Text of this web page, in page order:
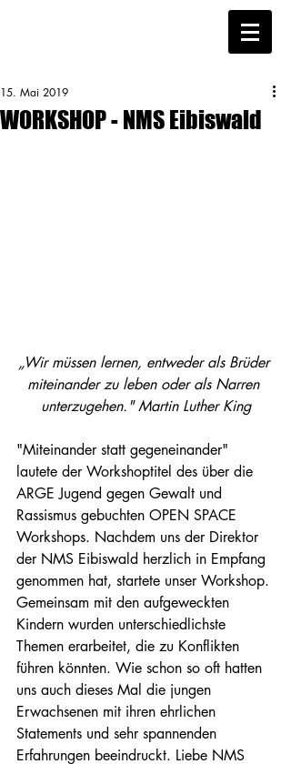
WORKSHOP - NMS Eibiswald
15. Mai 2019
„Wir müssen lernen, entweder als Brüder
miteinander zu leben oder als Narren
unterzugehen." Martin Luther King
"Miteinander statt gegeneinander"
lautete der Workshoptitel des über die
ARGE Jugend gegen Gewalt und
Rassismus gebuchten OPEN SPACE
Workshops. Nachdem uns der Direktor
der NMS Eibiswald herzlich in Empfang
genommen hat, startete unser Workshop.
Gemeinsam mit den aufgeweckten
Kindern wurden unterschiedlichste
Themen erarbeitet, die zu Konflikten
führen könnten. Wie schon so oft hatten
uns auch dieses Mal die jungen
Erwachsenen mit ihren ehrlichen
Statements und sehr spannenden
Erfahrungen beeindruckt. Liebe NMS